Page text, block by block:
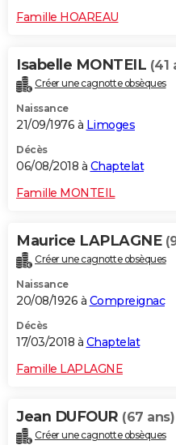
Famille HOAREAU
Isabelle MONTEIL (41
Créer une cagnotte obsèques
Naissance
21/09/1976 à Limoges
Décès
06/08/2018 à Chaptelat
Famille MONTEIL
Maurice LAPLAGNE
Créer une cagnotte obsèques
Naissance
20/08/1926 à Compreignac
Décès
17/03/2018 à Chaptelat
Famille LAPLAGNE
Jean DUFOUR (67 ans)
Créer une cagnotte obsèques